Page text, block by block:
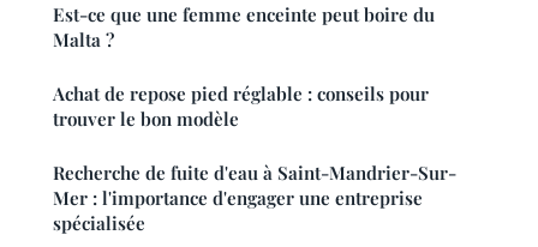
Est-ce que une femme enceinte peut boire du
Malta ?
Achat de repose pied réglable : conseils pour
trouver le bon modèle
Recherche de fuite d'eau à Saint-Mandrier-Sur-
Mer : l'importance d'engager une entreprise
spécialisée